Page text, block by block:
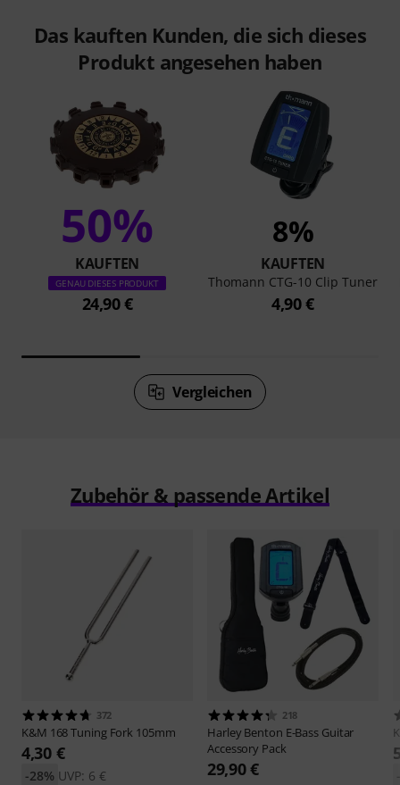
Das kauften Kunden, die sich dieses
Produkt angesehen haben
50%
KAUFTEN
GENAU DIESES PRODUKT
24,90 €
8%
KAUFTEN
Thomann CTG-10 Clip Tuner
4,90 €
Vergleichen
Zubehör & passende Artikel
372
K&M 168 Tuning Fork 105mm
4,30 €
UVP: 6 €
-28%
218
Harley Benton E-Bass Guitar
Accessory Pack
29,90 €